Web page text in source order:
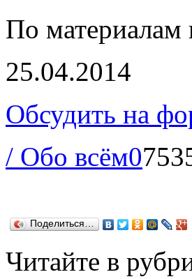
По материалам
25.04.2014
Обсудить на
/ Обо всём0
Поделиться…
Читайте в